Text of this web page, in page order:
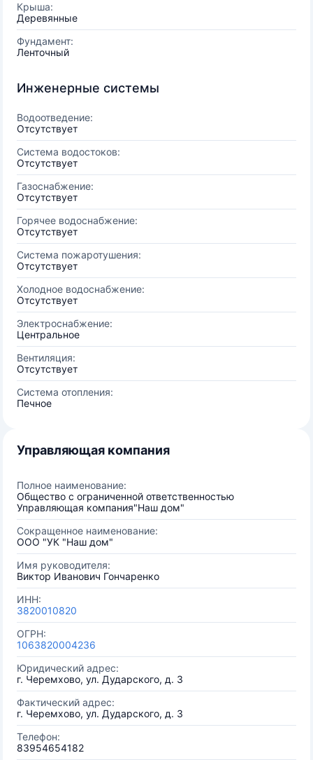
Крыша:
Деревянные
Фундамент:
Ленточный
Инженерные системы
Водоотведение:
Отсутствует
Система водостоков:
Отсутствует
Газоснабжение:
Отсутствует
Горячее водоснабжение:
Отсутствует
Система пожаротушения:
Отсутствует
Холодное водоснабжение:
Отсутствует
Электроснабжение:
Центральное
Вентиляция:
Отсутствует
Система отопления:
Печное
Управляющая компания
Полное наименование:
Общество с ограниченной ответственностью
Управляющая компания"Наш дом"
Сокращенное наименование:
ООО "УК "Наш дом"
Имя руководителя:
Виктор Иванович Гончаренко
ИНН:
3820010820
ОГРН:
1063820004236
Юридический адрес:
г. Черемхово, ул. Дударского, д. 3
Фактический адрес:
г. Черемхово, ул. Дударского, д. 3
Телефон:
83954654182